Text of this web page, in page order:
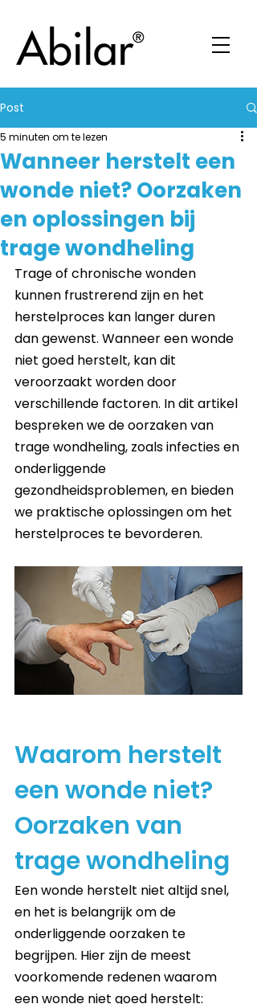
Post
Wanneer herstelt een
wonde niet? Oorzaken
en oplossingen bij
trage wondheling
5 minuten om te lezen
Trage of chronische wonden
kunnen frustrerend zijn en het
herstelproces kan langer duren
dan gewenst. Wanneer een wonde
niet goed herstelt, kan dit
veroorzaakt worden door
verschillende factoren. In dit artikel
bespreken we de oorzaken van
trage wondheling, zoals infecties en
onderliggende
gezondheidsproblemen, en bieden
we praktische oplossingen om het
herstelproces te bevorderen.
Waarom herstelt
een wonde niet?
Oorzaken van
trage wondheling
Een wonde herstelt niet altijd snel,
en het is belangrijk om de
onderliggende oorzaken te
begrijpen. Hier zijn de meest
voorkomende redenen waarom
een wonde niet goed herstelt: